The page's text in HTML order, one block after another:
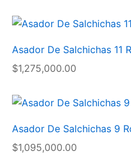
Asador De Salchichas 11
$1,275,000.00
Asador De Salchichas 9
$1,095,000.00